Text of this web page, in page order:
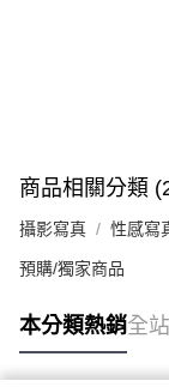
商品相關分類
攝影寫真 性感寫
預購/獨家商品
本分類熱銷全